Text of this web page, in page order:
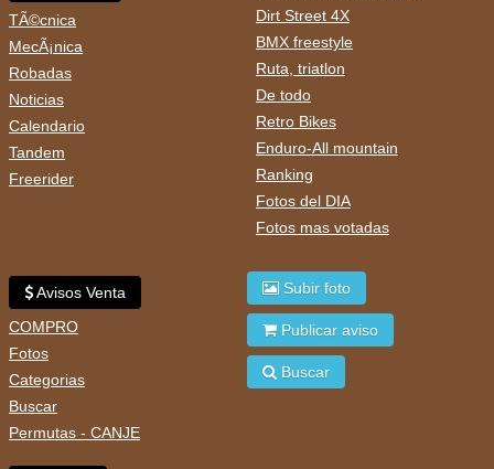
TÃ©cnica
MecÃ¡nica
Robadas
Noticias
Calendario
Tandem
Freerider
Dirt Street 4X
BMX freestyle
Ruta, triatlon
De todo
Retro Bikes
Enduro-All mountain
Ranking
Fotos del DIA
Fotos mas votadas
Avisos Venta
COMPRO
Fotos
Categorias
Buscar
Permutas - CANJE
Subir foto
Publicar aviso
Buscar